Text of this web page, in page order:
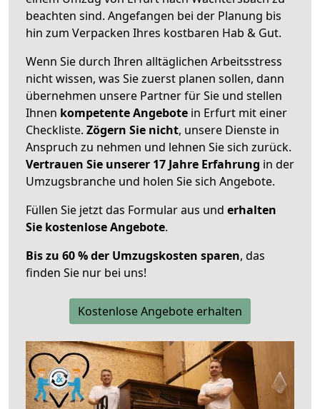
beachten sind. Angefangen bei der Planung bis
hin zum Verpacken Ihres kostbaren Hab & Gut.
Wenn Sie durch Ihren alltäglichen Arbeitsstress
nicht wissen, was Sie zuerst planen sollen, dann
übernehmen unsere Partner für Sie und stellen
Ihnen kompetente Angebote in Erfurt mit einer
Checkliste. Zögern Sie nicht, unsere Dienste in
Anspruch zu nehmen und lehnen Sie sich zurück.
Vertrauen Sie unserer 17 Jahre Erfahrung in der
Umzugsbranche und holen Sie sich Angebote.
Füllen Sie jetzt das Formular aus und erhalten
Sie kostenlose Angebote.
Bis zu 60 % der Umzugskosten sparen, das
finden Sie nur bei uns!
Kostenlose Angebote erhalten